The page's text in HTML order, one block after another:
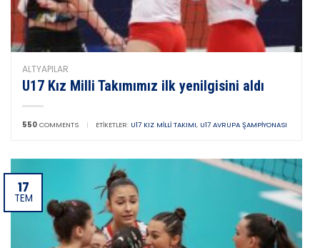
ALTYAPILAR
U17 Kız Milli Takımımız ilk yenilgisini aldı
550 COMMENTS | ETIKETLER: U17 KIZ MILLI TAKIMI, U17 AVRUPA ŞAMPIYONASI
17
TEM